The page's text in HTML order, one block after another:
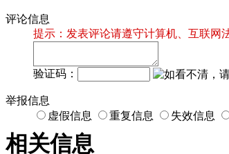
评论信息
提示：发表评论请遵守计算机、互联网
验证码：
举报信息
虚假信息
重复信息 失效信息
相关信息